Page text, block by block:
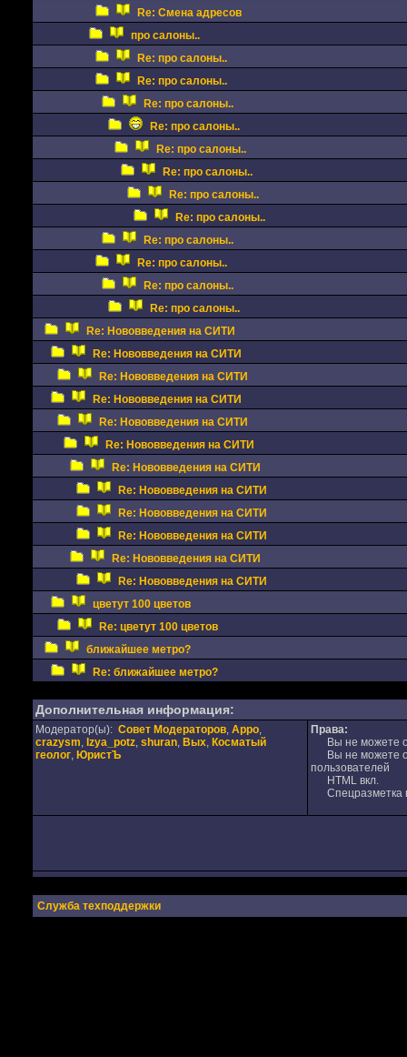
Re: Смена адресов
про салоны..
Re: про салоны..
Re: про салоны..
Re: про салоны..
Re: про салоны..
Re: про салоны..
Re: про салоны..
Re: про салоны..
Re: про салоны..
Re: про салоны..
Re: про салоны..
Re: про салоны..
Re: про салоны..
Re: Нововведения на СИТИ
Re: Нововведения на СИТИ
Re: Нововведения на СИТИ
Re: Нововведения на СИТИ
Re: Нововведения на СИТИ
Re: Нововведения на СИТИ
Re: Нововведения на СИТИ
Re: Нововведения на СИТИ
Re: Нововведения на СИТИ
Re: Нововведения на СИТИ
Re: Нововведения на СИТИ
Re: Нововведения на СИТИ
цветут 100 цветов
Re: цветут 100 цветов
ближайшее метро?
Re: ближайшее метро?
Дополнительная информация:
Модератор(ы): Совет Модераторов, Appo,
crazysm, Izya_potz, shuran, Вых, Косматый
геолог, ЮристЪ
Права:
Вы не можете
Вы не можете
пользователей
HTML вкл.
Спецразметка
Служба техподдержки